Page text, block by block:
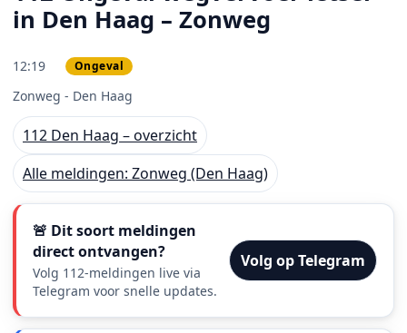
in Den Haag – Zonweg
12:19 Ongeval
Zonweg - Den Haag
112 Den Haag – overzicht
Alle meldingen: Zonweg (Den Haag)
🚨 Dit soort meldingen
direct ontvangen?
Volg 112-meldingen live via
Telegram voor snelle updates.
Volg op Telegram